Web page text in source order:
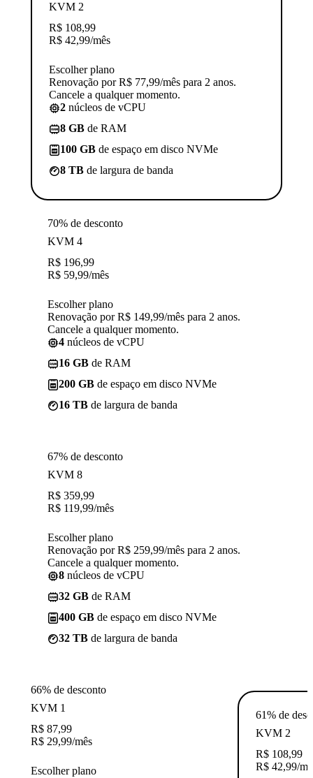
KVM 2
R$ 108,99
R$ 42,99/mês
Escolher plano
Renovação por R$ 77,99/mês para 2 anos.
Cancele a qualquer momento.
2 núcleos de vCPU
8 GB de RAM
100 GB de espaço em disco NVMe
8 TB de largura de banda
70% de desconto
KVM 4
R$ 196,99
R$ 59,99/mês
Escolher plano
Renovação por R$ 149,99/mês para 2 anos.
Cancele a qualquer momento.
4 núcleos de vCPU
16 GB de RAM
200 GB de espaço em disco NVMe
16 TB de largura de banda
67% de desconto
KVM 8
R$ 359,99
R$ 119,99/mês
Escolher plano
Renovação por R$ 259,99/mês para 2 anos.
Cancele a qualquer momento.
8 núcleos de vCPU
32 GB de RAM
400 GB de espaço em disco NVMe
32 TB de largura de banda
66% de desconto
KVM 1
R$ 87,99
R$ 29,99/mês
Escolher plano
61% de
KVM 2
R$ 108,99
R$ 42,99/